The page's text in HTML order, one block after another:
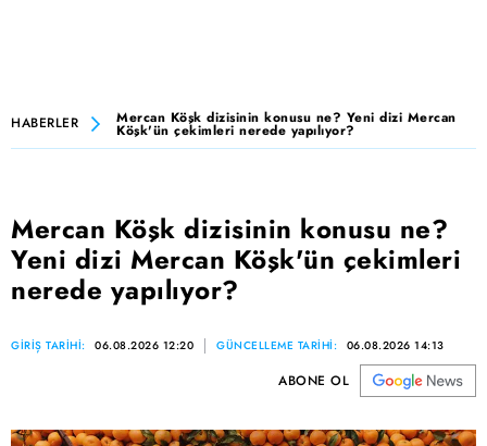
HABERLER Mercan Köşk dizisinin konusu ne? Yeni dizi Mercan
Köşk'ün çekimleri nerede yapılıyor?
Mercan Köşk dizisinin konusu ne?
Yeni dizi Mercan Köşk'ün çekimleri
nerede yapılıyor?
GİRİŞ TARİHİ: 06.08.2026 12:20 GÜNCELLEME TARİHİ: 06.08.2026 14:13
ABONE OL